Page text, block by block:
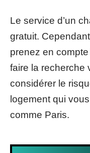
Le service d’un
gratuit.
prenez en
faire la recherche
considérer le
logement qui
comme Paris.